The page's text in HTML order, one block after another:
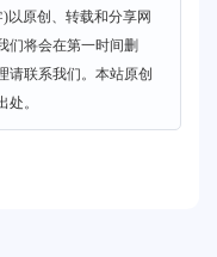
以原创、转载和分享网
们将会在第一时间删
请联系我们。本站原创
。